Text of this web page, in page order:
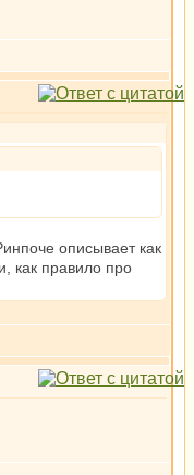
описывает как
как правило про